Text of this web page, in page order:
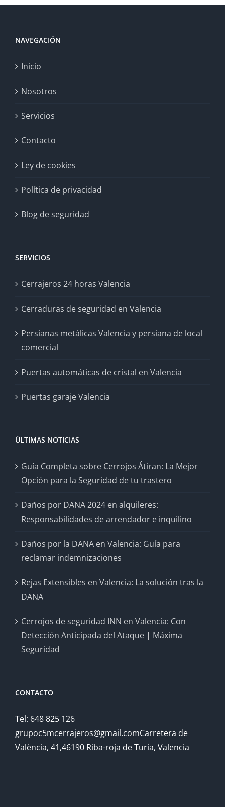
NAVEGACIÓN
Inicio
Nosotros
Servicios
Contacto
Ley de cookies
Política de privacidad
Blog de seguridad
SERVICIOS
Cerrajeros 24 horas Valencia
Cerraduras de seguridad en Valencia
Persianas metálicas Valencia y persiana de local
comercial
Puertas automáticas de cristal en Valencia
Puertas garaje Valencia
ÚLTIMAS NOTICIAS
Guía Completa sobre Cerrojos Átiran: La Mejor
Opción para la Seguridad de tu trastero
Daños por DANA 2024 en alquileres:
Responsabilidades de arrendador e inquilino
Daños por la DANA en Valencia: Guía para
reclamar indemnizaciones
Rejas Extensibles en Valencia: La solución tras la
DANA
Cerrojos de seguridad INN en Valencia: Con
Detección Anticipada del Ataque | Máxima
Seguridad
CONTACTO
Tel: 648 825 126
grupoc5mcerrajeros@gmail.comCarretera de
València, 41,46190 Riba-roja de Turia, Valencia